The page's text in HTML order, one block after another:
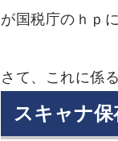
が国税庁のｈｐ
さて、これに係
スキャナ保